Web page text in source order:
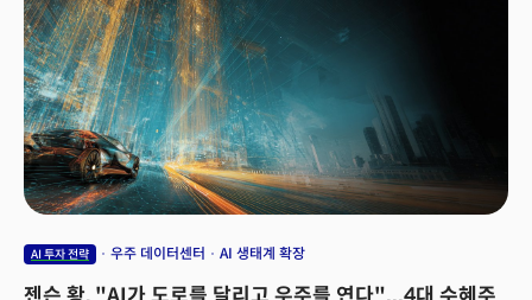
AI 투자 전략 우주 데이터센터 AI 생태계 확장